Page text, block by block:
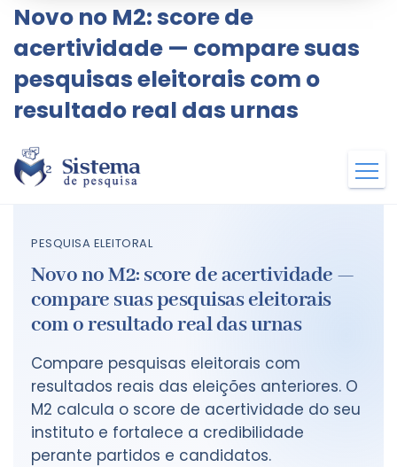
Novo no M2: score de
acertividade — compare suas
pesquisas eleitorais com o
resultado real das urnas
PESQUISA ELEITORAL
Novo no M2: score de acertividade —
compare suas pesquisas eleitorais
com o resultado real das urnas
Compare pesquisas eleitorais com
resultados reais das eleições anteriores. O
M2 calcula o score de acertividade do seu
instituto e fortalece a credibilidade
perante partidos e candidatos.